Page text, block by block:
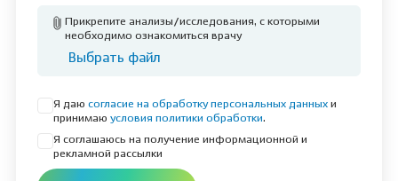
Прикрепите анализы/исследования, с которыми
необходимо ознакомиться врачу
Выбрать файл
Я даю согласие на обработку персональных данных и
принимаю условия политики обработки.
Я соглашаюсь на получение информационной и
рекламной рассылки